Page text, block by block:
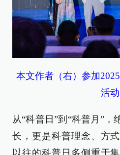
本文作者（右）参加
活动
从“科普日”到“科普月”，
长，更是科普理念、方
以往的科普日多侧重于